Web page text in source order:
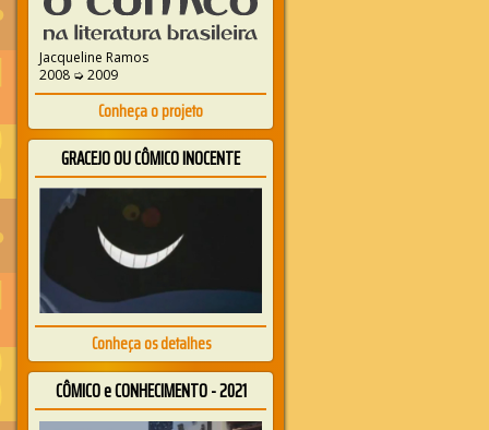
Jacqueline Ramos
2008 ➭ 2009
Conheça o projeto
GRACEJO OU CÔMICO INOCENTE
Conheça os detalhes
CÔMICO e CONHECIMENTO - 2021